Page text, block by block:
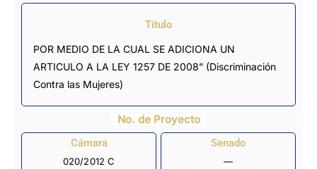
Título
POR MEDIO DE LA CUAL SE ADICIONA UN
ARTICULO A LA LEY 1257 DE 2008” (Discriminación
Contra las Mujeres)
No. de Proyecto
Cámara
020/2012 C
Senado
—